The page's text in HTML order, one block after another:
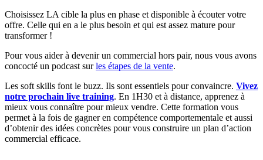
Choisissez LA cible la plus en phase et disponible à écouter votre
offre. Celle qui en a le plus besoin et qui est assez mature pour
transformer !
Pour vous aider à devenir un commercial hors pair, nous vous avons
concocté un podcast surles étapes de la vente.
Les soft skills font le buzz. Ils sont essentiels pour convaincre. Vivez
notre prochain live training. En 1H30 et à distance, apprenez à
mieux vous connaître pour mieux vendre. Cette formation vous
permet à la fois de gagner en compétence comportementale et aussi
d’obtenir des idées concrètes pour vous construire un plan d’action
commercial efficace.